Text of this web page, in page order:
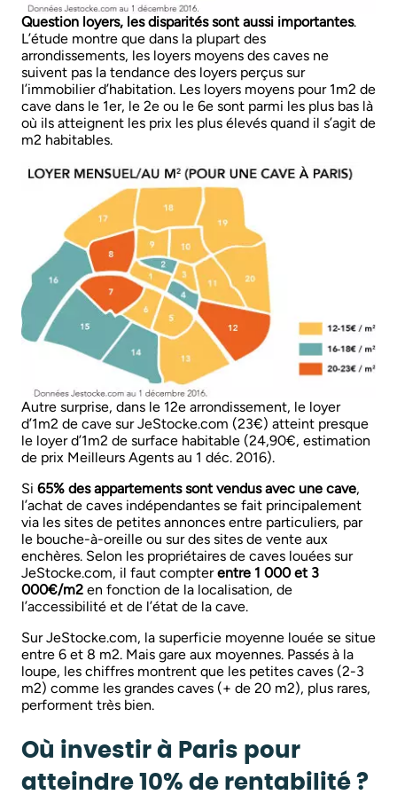
Question loyers, les disparités sont aussi importantes.
L’étude montre que dans la plupart des
arrondissements, les loyers moyens des caves ne
suivent pas la tendance des loyers perçus sur
l’immobilier d’habitation. Les loyers moyens pour 1m2 de
cave dans le 1er, le 2e ou le 6e sont parmi les plus bas là
où ils atteignent les prix les plus élevés quand il s’agit de
m2 habitables.
Autre surprise, dans le 12e arrondissement, le loyer
d’1m2 de cave sur JeStocke.com (23€) atteint presque
le loyer d’1m2 de surface habitable (24,90€, estimation
de prix Meilleurs Agents au 1 déc. 2016).
Si 65% des appartements sont vendus avec une cave,
l’achat de caves indépendantes se fait principalement
via les sites de petites annonces entre particuliers, par
le bouche-à-oreille ou sur des sites de vente aux
enchères. Selon les propriétaires de caves louées sur
JeStocke.com, il faut compterentre 1 000 et 3
000€/m2 en fonction de la localisation, de
l’accessibilité et de l’état de la cave.
Sur JeStocke.com, la superficie moyenne louée se situe
entre 6 et 8 m2. Mais gare aux moyennes. Passés à la
loupe, les chiffres montrent que les petites caves (2-3
m2) comme les grandes caves (+ de 20 m2), plus rares,
performent très bien.
Où investir à Paris pour
atteindre 10% de rentabilité ?